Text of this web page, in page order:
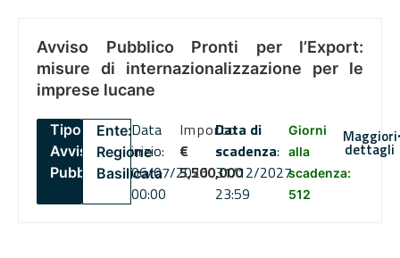
Avviso Pubblico Pronti per l’Export:
misure di internazionalizzazione per le
imprese lucane
Tipo:
Avviso
Pubblico
Ente:
Regione
Basilicata
Data
inizio:
06/07/2026
00:00
Importo
€
5,500,000
Data di
scadenza:
31/12/2027
23:59
Giorni
alla
scadenza:
512
Maggiori
dettagli